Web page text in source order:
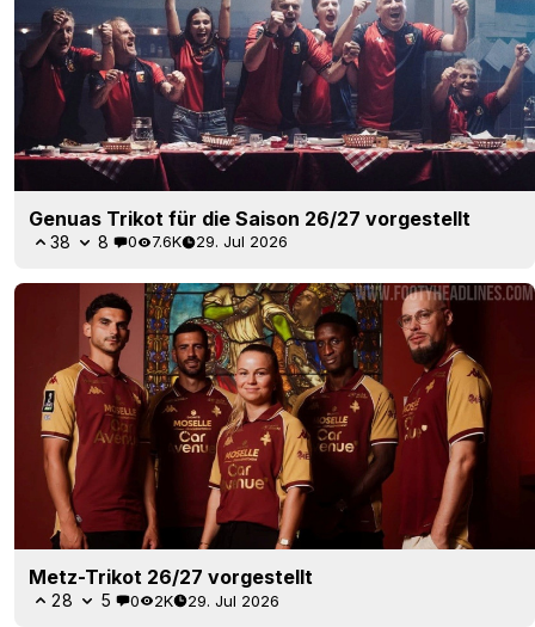
Genuas Trikot für die Saison 26/27 vorgestellt
38 8 0 7.6K 29. Jul 2026
Metz-Trikot 26/27 vorgestellt
28 5 0 2K 29. Jul 2026